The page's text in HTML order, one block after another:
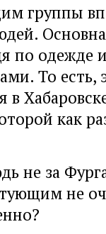
группы
по одежде
То есть,
в
как
не за
не